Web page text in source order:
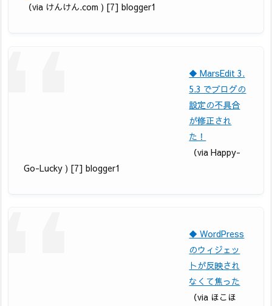
（via けんけん.com ) [7] blogger1
◆ MarsEdit 3.
5.3 でブログの
設定の不具合
が修正され
た！
（via Happy-
Go-Lucky ) [7] blogger1
◆ WordPress
のウィジェッ
トが反映され
なくて焦った
（via ほこほ